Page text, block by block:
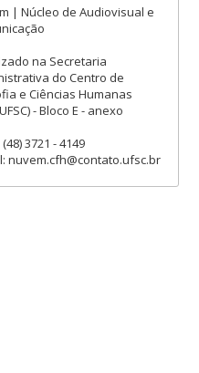
| Núcleo de Audiovisual e
na Secretaria
do Centro de
e Ciências Humanas
- Bloco E - anexo
3721 - 4149
nuvem.cfh@contato.ufsc.br